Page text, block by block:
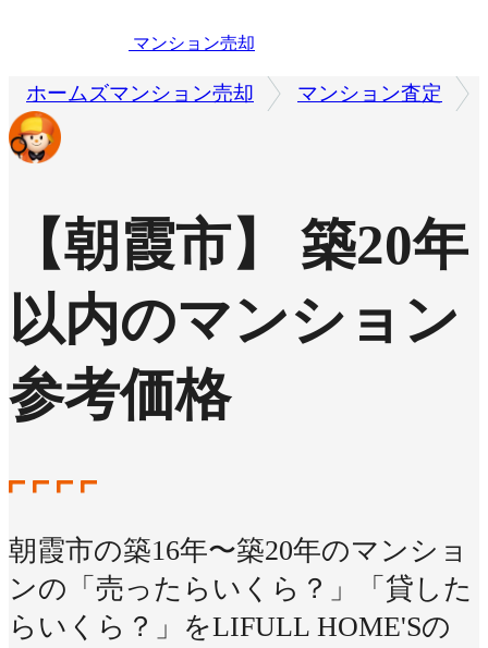
マンション売却
ホームズマンション売却 マンション査定
【朝霞市】 築20年
以内のマンション
参考価格
朝霞市の築16年〜築20年のマンショ
ンの「売ったらいくら？」「貸した
らいくら？」をLIFULL HOME'Sの